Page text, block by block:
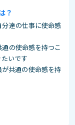
？
達の仕事に使命感
の使命感を持つこ
いです
共通の使命感を持